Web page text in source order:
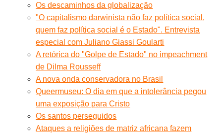
Os descaminhos da globalização
"O capitalismo darwinista não faz política social,
quem faz política social é o Estado". Entrevista
especial com Juliano Giassi Goularti
A retórica do "Golpe de Estado" no impeachment
de Dilma Rousseff
A nova onda conservadora no Brasil
Queermuseu: O dia em que a intolerância pegou
uma exposição para Cristo
Os santos perseguidos
Ataques a religiões de matriz africana fazem